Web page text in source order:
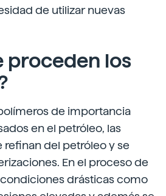
de utilizar nuevas
proceden los
de importancia
en el petróleo, las
refinan del petróleo y se
En el proceso de
drásticas como